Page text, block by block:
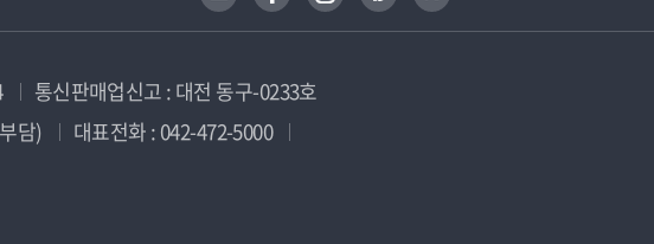
통신판매업신고 : 대전 동구-0233호
담)
대표전화 : 042-472-5000